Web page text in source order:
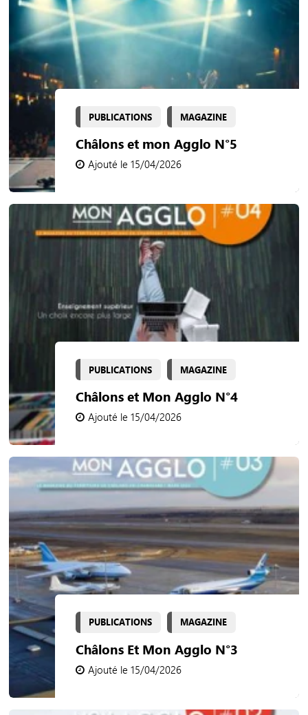
PUBLICATIONS MAGAZINE
Châlons et mon Agglo N°5
Ajouté le 15/04/2026
PUBLICATIONS MAGAZINE
Châlons et Mon Agglo N°4
Ajouté le 15/04/2026
PUBLICATIONS MAGAZINE
Châlons Et Mon Agglo N°3
Ajouté le 15/04/2026